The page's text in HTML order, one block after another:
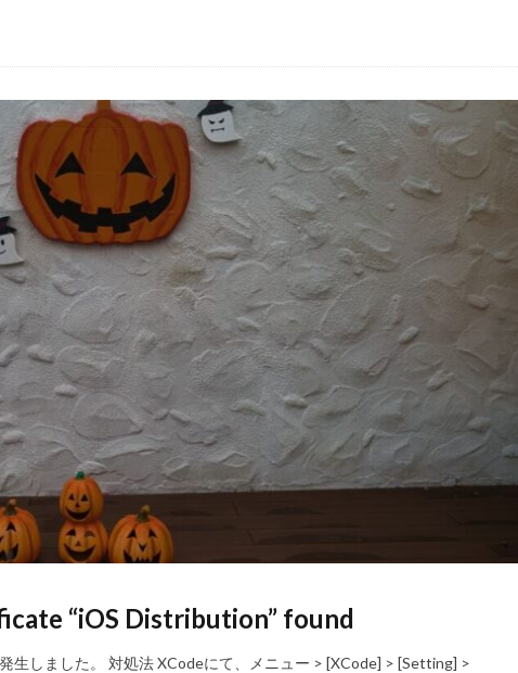
“iOS Distribution” found
生しました。 対処法 XCodeにて、メニュー > [XCode] > [Setting] >